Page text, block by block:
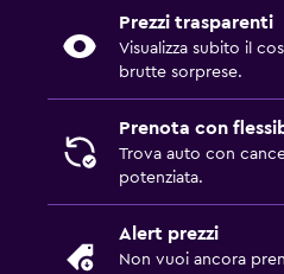
Prezzi trasparenti
Visualizza subito il
brutte sorprese.
Prenota con
Trova auto con
potenziata.
Alert prezzi
Non vuoi ancora